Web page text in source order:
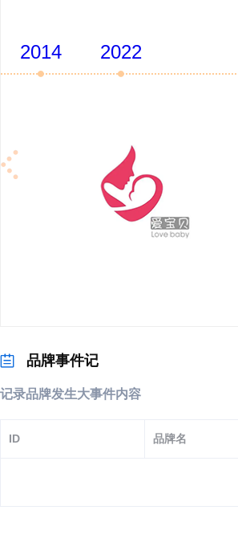
2014 2022
品牌事件记
记录品牌发生大事件内容
ID 品牌名